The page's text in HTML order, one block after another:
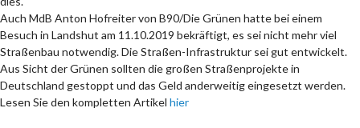
Auch MdB Anton Hofreiter von B90/Die Grünen hatte bei einem
Besuch in Landshut am 11.10.2019 bekräftigt, es sei nicht mehr viel
Straßenbau notwendig. Die Straßen-Infrastruktur sei gut entwickelt.
Aus Sicht der Grünen sollten die großen Straßenprojekte in
Deutschland gestoppt und das Geld anderweitig eingesetzt werden.
Lesen Sie den kompletten Artikel hier